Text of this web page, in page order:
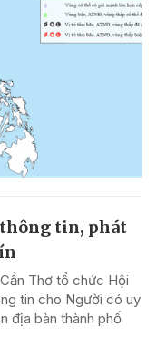
thông tin, phát
Thơ tổ chức Hội
tin cho Người có uy
địa bàn thành phố